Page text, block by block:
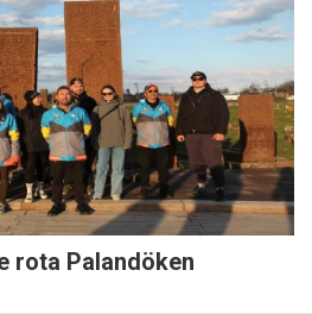
rota Palandöken